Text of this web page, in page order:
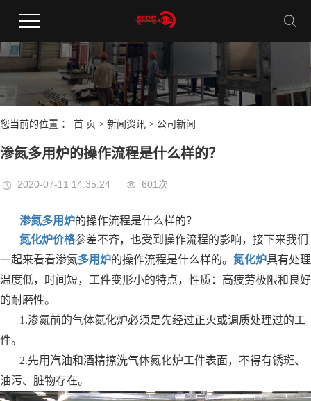
您当前的位置 ： 首 页 > 新闻资讯 > 公司新闻
渗氮多用炉的操作流程是什么样的？
2020-07-11 14:35:24 601次
渗氮多用炉的操作流程是什么样的？
氮化炉价格参差不齐，也受到操作流程的影响，接下来我们
一起来看看渗氮多用炉的操作流程是什么样的。 氮化炉具有处理
温度低，时间短，工件变形小的特点，性质：高疲劳极限和良好
的耐磨性。
1.渗氮前的气体氮化炉必须是先经过正火或调质处理过的工
件。
2.先用汽油和酒精擦洗气体氮化炉工件表面，不得有锈斑、
油污、脏物存在。